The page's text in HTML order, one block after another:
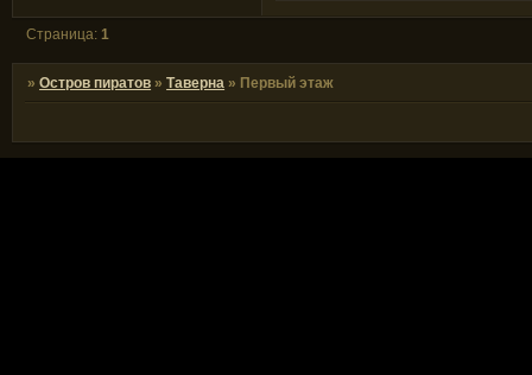
Страница: 1
»Остров пиратов »Таверна » Первый этаж